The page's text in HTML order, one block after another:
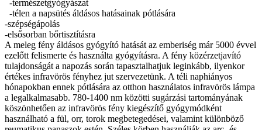
-természetgyógyászat
-télen a napsütés áldásos hatásainak pótlására
-szépségápolás
-elsősorban bőrtisztításra
A meleg fény áldásos gyógyító hatását az emberiség már 5000 évvel
ezelőtt felismerte és használta gyógyításra. A fény közérzetjavító
tulajdonságát a napozás során tapasztalhatjuk leginkább, ilyenkor
értékes infravörös fényhez jut szervezetünk. A téli naphiányos
hónapokban ennek pótlására az otthon használatos infravörös lámpa
a legalkalmasabb. 780-1400 nm közötti sugárzási tartományának
köszönhetően az infravörös fény kiegészítő gyógymódként
használható a fül, orr, torok megbetegedései, valamint különböző